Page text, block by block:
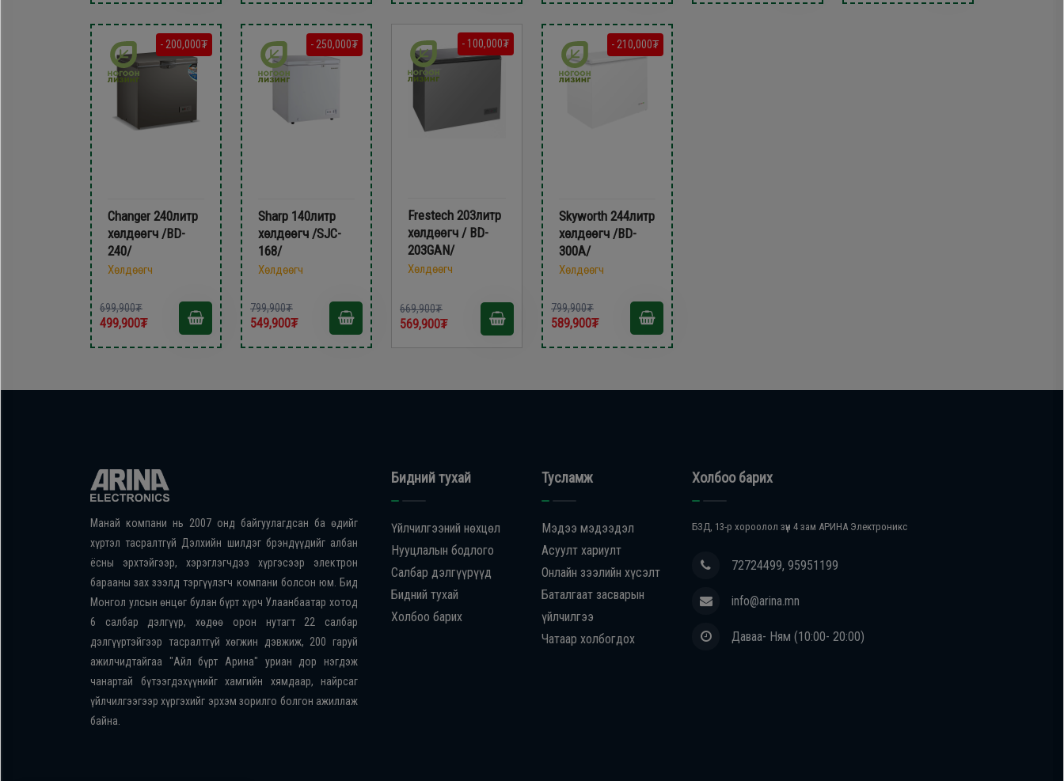
- 200,000₮
Changer 240литр
хөлдөөгч /BD-
240/
Хөлдөөгч
699,900₮
499,900₮
- 250,000₮
Sharp 140литр
хөлдөөгч /SJC-
168/
Хөлдөөгч
799,900₮
549,900₮
- 100,000₮
Frestech 203литр
xөлдөөгч / BD-
203GAN/
Хөлдөөгч
669,900₮
569,900₮
- 210,000₮
Skyworth 244литр
xөлдөөгч /BD-
300A/
Хөлдөөгч
799,900₮
589,900₮
Манай компани нь 2007 онд байгуулагдсан ба өдийг
хүртэл тасралтгүй Дэлхийн шилдэг брэндүүдийг албан
ёсны эрхтэйгээр, хэрэглэгчдээ хүргэсээр электрон
барааны зах зээлд тэргүүлэгч компани болсон юм. Бид
Монгол улсын өнцөг булан бүрт хүрч Улаанбаатар хотод
6 салбар дэлгүүр, хөдөө орон нутагт 22 салбар
дэлгүүртэйгээр тасралтгүй хөгжин дэвжиж, 200 гаруй
ажилчидтайгаа "Айл бүрт Арина" уриан дор нэгдэж
чанартай бүтээгдэхүүнийг хамгийн хямдаар, найрсаг
үйлчилгээгээр хүргэхийг эрхэм зорилго болгон ажиллаж
байна.
Бидний тухай
Үйлчилгээний нөхцөл
Нууцлалын бодлого
Салбар дэлгүүрүүд
Бидний тухай
Холбоо барих
Тусламж
Мэдээ мэдээдэл
Асуулт хариулт
Онлайн зээлийн хүсэлт
Баталгаат засварын
үйлчилгээ
Чатаар холбогдох
Холбоо барих
БЗД, 13-р хороолол зүүн 4 зам АРИНА Электроникс
72724499, 95951199
info@arina.mn
Даваа- Ням (10:00- 20:00)